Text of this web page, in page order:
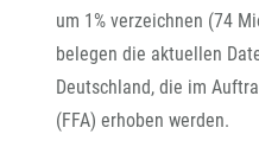
um 1% verzeichnen (74
belegen die aktuellen
Deutschland, die im
(FFA) erhoben werden.